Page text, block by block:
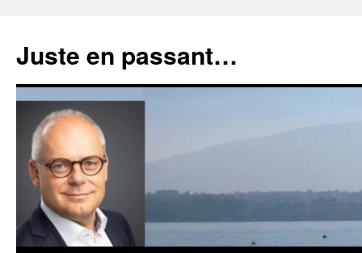
contenu
Juste en passant…